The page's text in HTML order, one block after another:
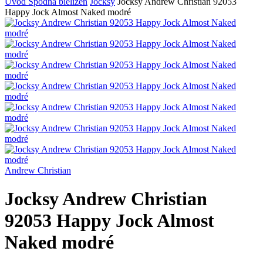
Happy Jock Almost Naked modré
Andrew Christian
Jocksy Andrew Christian
92053 Happy Jock Almost
Naked modré